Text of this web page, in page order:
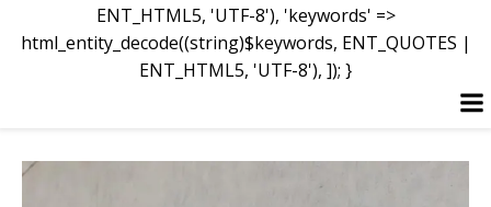
ENT_HTML5, 'UTF-8'), 'keywords' =>
html_entity_decode((string)$keywords, ENT_QUOTES |
ENT_HTML5, 'UTF-8'), ]); }